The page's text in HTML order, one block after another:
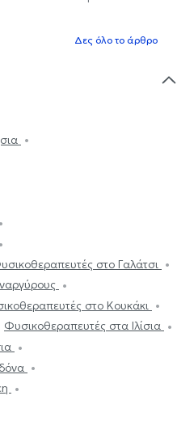
Δες όλο το άρθρο
στο Γαλάτσι
στο Κουκάκι
Φυσικοθεραπευτές στα Ιλίσια